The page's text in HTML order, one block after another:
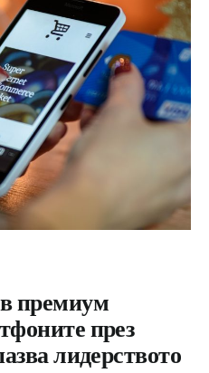
премиум
през
лидерството